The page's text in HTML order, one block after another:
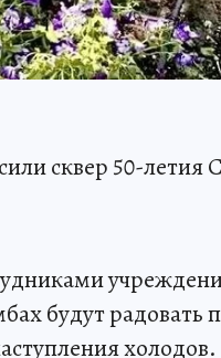
сквер 50-летия
будут радовать
холодов.